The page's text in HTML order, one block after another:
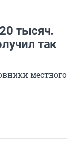
тысяч.
так
местного